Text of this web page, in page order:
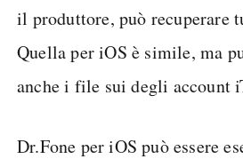
il produttore, può
Quella per iOS è simile, ma
anche i file sui degli account
Dr.Fone per iOS può essere